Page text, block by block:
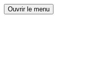
Ouvrir le menu